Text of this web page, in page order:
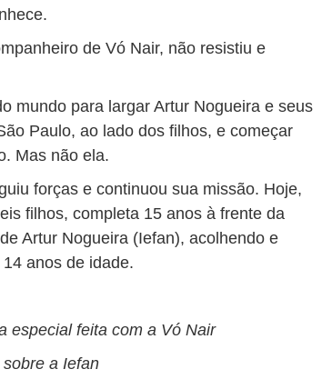
de Vó Nair, não resistiu e
mundo para largar Artur Nogueira e seus
Paulo, ao lado dos filhos, e começar
Mas não ela.
forças e continuou sua missão. Hoje,
filhos, completa 15 anos à frente da
Artur Nogueira (Iefan), acolhendo e
anos de idade.
especial feita com a Vó Nair
a Iefan